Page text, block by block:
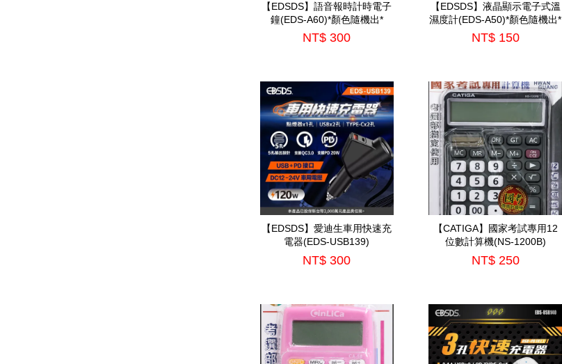
【EDSDS】語音報時計時電子
鐘(EDS-A60)*顏色隨機出*
NT$ 300
【EDSDS】液晶顯示電子式溫
濕度計(EDS-A50)*顏色隨機出*
NT$ 150
【EDSDS】愛迪生車用快速充
電器(EDS-USB139)
NT$ 300
【CATIGA】國家考試專用12
位數計算機(NS-1200B)
NT$ 250